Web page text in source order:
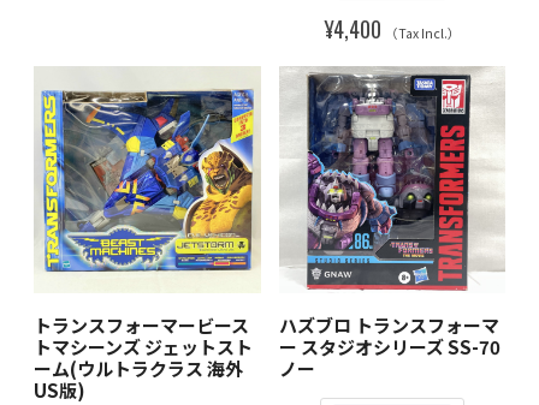
¥4,400 （Tax Incl.）
トランスフォーマービース
トマシーンズ ジェットスト
ーム(ウルトラクラス 海外
US版)
ハズブロ トランスフォーマ
ー スタジオシリーズ SS-70
ノー